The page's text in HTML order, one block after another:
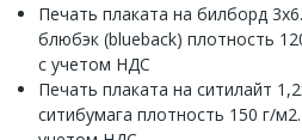
Печать плаката на билборд
блюбэк (blueback) плотность
с учетом НДС
Печать плаката на ситилайт
ситибумага плотность 150 г/